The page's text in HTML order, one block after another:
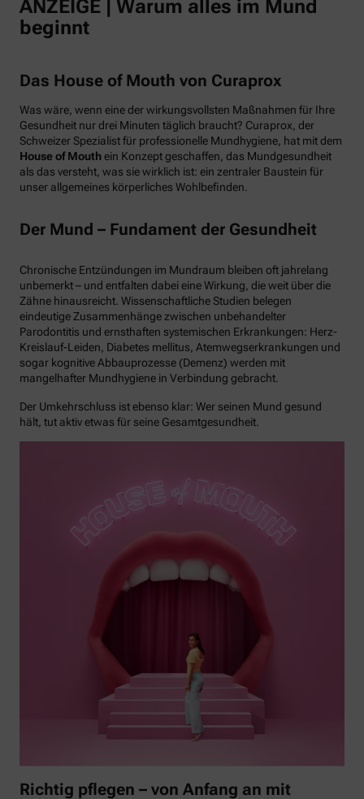
ANZEIGE | Warum alles im Mund
beginnt
Das House of Mouth von Curaprox
Was wäre, wenn eine der wirkungsvollsten Maßnahmen für Ihre
Gesundheit nur drei Minuten täglich braucht? Curaprox, der
Schweizer Spezialist für professionelle Mundhygiene, hat mit dem
House of Mouthein Konzept geschaffen, das Mundgesundheit
als das versteht, was sie wirklich ist: ein zentraler Baustein für
unser allgemeines körperliches Wohlbefinden.
Der Mund – Fundament der Gesundheit
Chronische Entzündungen im Mundraum bleiben oft jahrelang
unbemerkt – und entfalten dabei eine Wirkung, die weit über die
Zähne hinausreicht. Wissenschaftliche Studien belegen
eindeutige Zusammenhänge zwischen unbehandelter
Parodontitis und ernsthaften systemischen Erkrankungen: Herz-
Kreislauf-Leiden, Diabetes mellitus, Atemwegserkrankungen und
sogar kognitive Abbauprozesse (Demenz) werden mit
mangelhafter Mundhygiene in Verbindung gebracht.
Der Umkehrschluss ist ebenso klar: Wer seinen Mund gesund
hält, tut aktiv etwas für seine Gesamtgesundheit.
Richtig pflegen – von Anfang an mit